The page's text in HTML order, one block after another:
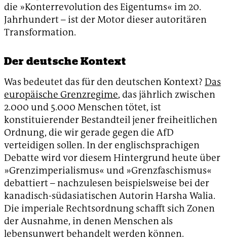
die »Konterrevolution des Eigentums« im 20.
Jahrhundert – ist der Motor dieser autoritären
Transformation.
Der deutsche Kontext
Was bedeutet das für den deutschen Kontext? Das
europäische Grenzregime, das jährlich zwischen
2.000 und 5.000 Menschen tötet, ist
konstituierender Bestandteil jener freiheitlichen
Ordnung, die wir gerade gegen die AfD
verteidigen sollen. In der englischsprachigen
Debatte wird vor diesem Hintergrund heute über
»Grenzimperialismus« und »Grenzfaschismus«
debattiert – nachzulesen beispielsweise bei der
kanadisch-südasiatischen Autorin Harsha Walia.
Die imperiale Rechtsordnung schafft sich Zonen
der Ausnahme, in denen Menschen als
lebensunwert behandelt werden können.